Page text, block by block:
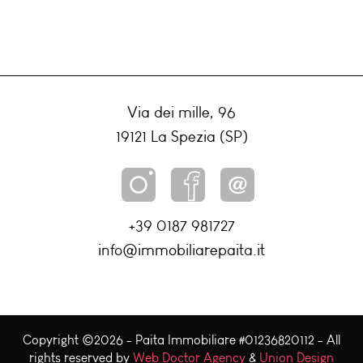
Via dei mille, 96
19121 La Spezia (SP)
+39 0187 981727
info@immobiliarepaita.it
Copyright ©2026 - Paita Immobiliare #01236820112 - All
rights reserved by Web Doctor Agency & Union Design